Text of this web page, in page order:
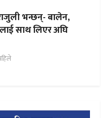
भन्छन्- बालेन,
साथ लिएर अघि